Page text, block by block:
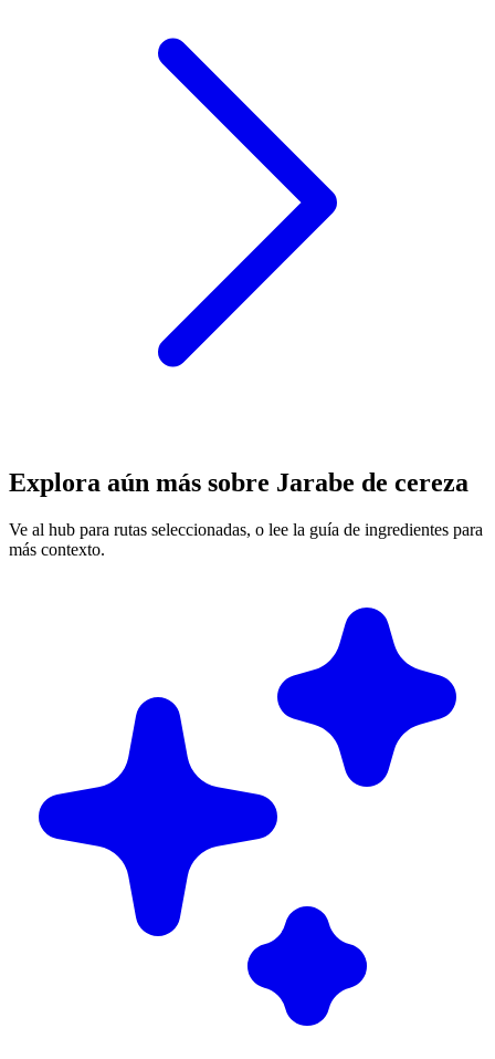
Explora aún más sobre Jarabe de cereza
Ve al hub para rutas seleccionadas, o lee la guía de ingredientes para
más contexto.